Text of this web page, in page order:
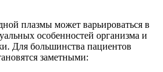
плазмы может варьироваться в
особенностей организма и
Для большинства пациентов
заметными: